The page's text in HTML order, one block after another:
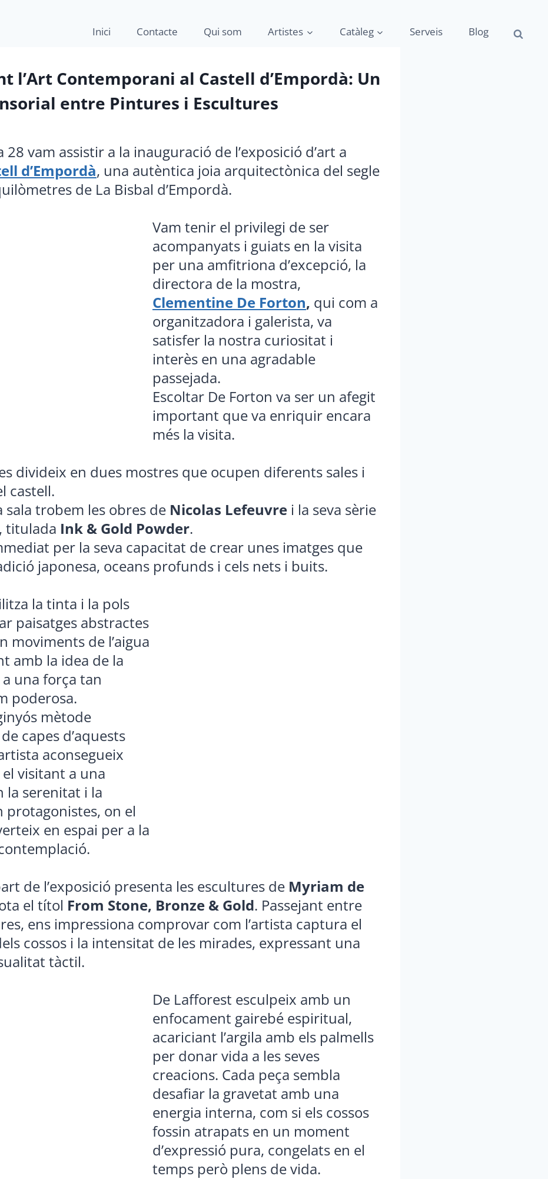
Inici Contacte Qui som Artistes Catàleg Serveis Blog
l’Art Contemporani al Castell d’Empordà: Un
entre Pintures i Escultures
28 vam assistir a la inauguració de l’exposició d’art a
d’Empordà, una autèntica joia arquitectònica del segle
de La Bisbal d’Empordà.
Vam tenir el privilegi de ser
acompanyats i guiats en la visita
per una amfitriona d’excepció, la
directora de la mostra,
Clementine De Forton, qui com a
organitzadora i galerista, va
satisfer la nostra curiositat i
interès en una agradable
passejada.
Escoltar De Forton va ser un afegit
important que va enriquir encara
més la visita.
divideix en dues mostres que ocupen diferents sales i
castell.
sala trobem les obres de Nicolas Lefeuvre i la seva sèrie
titulada Ink & Gold Powder.
per la seva capacitat de crear unes imatges que
japonesa, oceans profunds i cels nets i buits.
la tinta i la pols
paisatges abstractes
moviments de l’aigua
amb la idea de la
una força tan
poderosa.
mètode
capes d’aquests
aconsegueix
visitant a una
la serenitat i la
protagonistes, on el
en espai per a la
de l’exposició presenta les escultures de Myriam de
el títol From Stone, Bronze & Gold. Passejant entre
ens impressiona comprovar com l’artista captura el
cossos i la intensitat de les mirades, expressant una
tàctil.
De Lafforest esculpeix amb un
enfocament gairebé espiritual,
acariciant l’argila amb els palmells
per donar vida a les seves
creacions. Cada peça sembla
desafiar la gravetat amb una
energia interna, com si els cossos
fossin atrapats en un moment
d’expressió pura, congelats en el
temps però plens de vida.